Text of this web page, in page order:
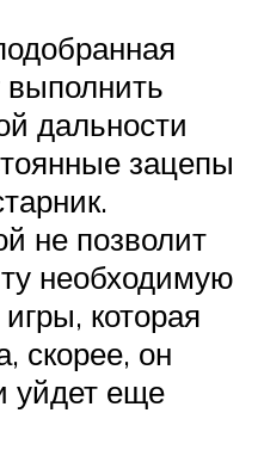
выполнить
дальности
зацепы
не позволит
необходимую
которая
скорее, он
уйдет еще